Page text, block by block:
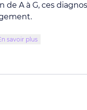
de A à G, ces
savoir plus